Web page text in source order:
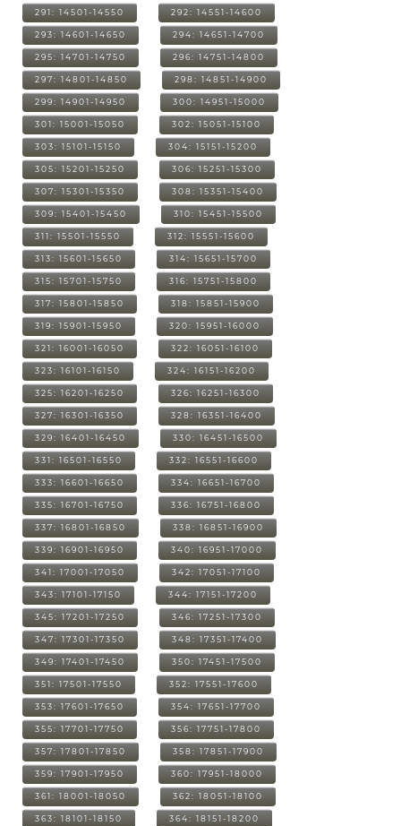
291: 14501-14550 292: 14551-14600
293: 14601-14650 294: 14651-14700
295: 14701-14750 296: 14751-14800
297: 14801-14850 298: 14851-14900
299: 14901-14950 300: 14951-15000
301: 15001-15050 302: 15051-15100
303: 15101-15150 304: 15151-15200
305: 15201-15250 306: 15251-15300
307: 15301-15350 308: 15351-15400
309: 15401-15450 310: 15451-15500
311: 15501-15550 312: 15551-15600
313: 15601-15650 314: 15651-15700
315: 15701-15750 316: 15751-15800
317: 15801-15850 318: 15851-15900
319: 15901-15950 320: 15951-16000
321: 16001-16050 322: 16051-16100
323: 16101-16150 324: 16151-16200
325: 16201-16250 326: 16251-16300
327: 16301-16350 328: 16351-16400
329: 16401-16450 330: 16451-16500
331: 16501-16550 332: 16551-16600
333: 16601-16650 334: 16651-16700
335: 16701-16750 336: 16751-16800
337: 16801-16850 338: 16851-16900
339: 16901-16950 340: 16951-17000
341: 17001-17050 342: 17051-17100
343: 17101-17150 344: 17151-17200
345: 17201-17250 346: 17251-17300
347: 17301-17350 348: 17351-17400
349: 17401-17450 350: 17451-17500
351: 17501-17550 352: 17551-17600
353: 17601-17650 354: 17651-17700
355: 17701-17750 356: 17751-17800
357: 17801-17850 358: 17851-17900
359: 17901-17950 360: 17951-18000
361: 18001-18050 362: 18051-18100
363: 18101-18150 364: 18151-18200